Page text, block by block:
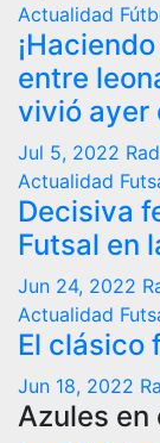
Actualidad
entre
vivió ayer
Jul 5, 2022
Actualidad
Decisiva
Futsal en
Jun 24, 2022
Actualidad
El clásico
Jun 18, 2022
Azules en